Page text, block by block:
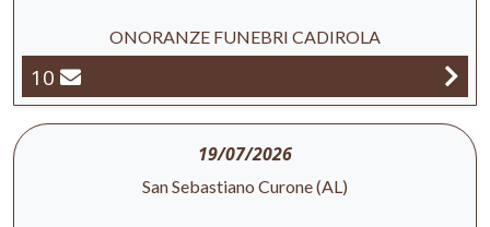
ONORANZE FUNEBRI CADIROLA
10
19/07/2026
San Sebastiano Curone (AL)